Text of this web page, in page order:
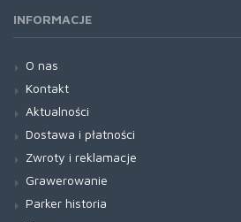
INFORMACJE
O nas
Kontakt
Aktualności
Dostawa i płatności
Zwroty i reklamacje
Grawerowanie
Parker historia